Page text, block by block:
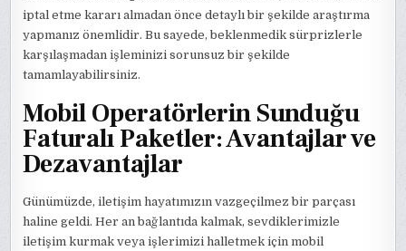
iptal etme kararı almadan önce detaylı bir şekilde araştırma
yapmanız önemlidir. Bu sayede, beklenmedik sürprizlerle
karşılaşmadan işleminizi sorunsuz bir şekilde
tamamlayabilirsiniz.
Mobil Operatörlerin Sunduğu
Faturalı Paketler: Avantajlar ve
Dezavantajlar
Günümüzde, iletişim hayatımızın vazgeçilmez bir parçası
haline geldi. Her an bağlantıda kalmak, sevdiklerimizle
iletişim kurmak veya işlerimizi halletmek için mobil